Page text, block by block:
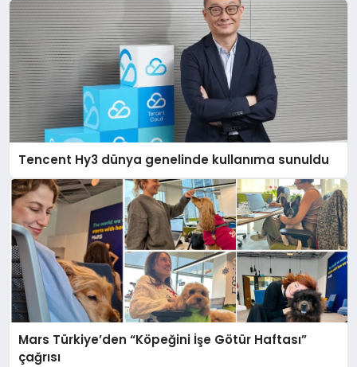
Tencent Hy3 dünya genelinde kullanıma sunuldu
Mars Türkiye’den “Köpeğini İşe Götür Haftası”
çağrısı